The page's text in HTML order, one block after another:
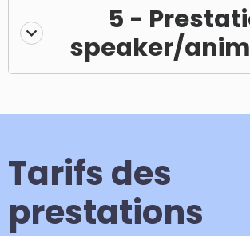
5 -
speaker/
Tarifs des
prestations